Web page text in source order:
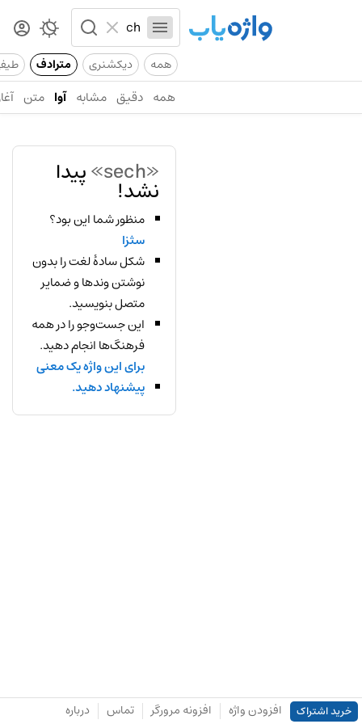
همه دیکشنری مترادف
همه دقیق مشابه آوا متن
«sech» پیدا
نشد!
منظور شما این بود؟
سثزا
شکل سادهٔ لغت را بدون
نوشتن وندها و ضمایر
متصل بنویسید.
این جست‌وجو را در همه
فرهنگ‌ها انجام دهید.
برای این واژه یک معنی
پیشنهاد دهید.
خرید اشتراک افزودن واژه افزونه مرورگر تماس درباره